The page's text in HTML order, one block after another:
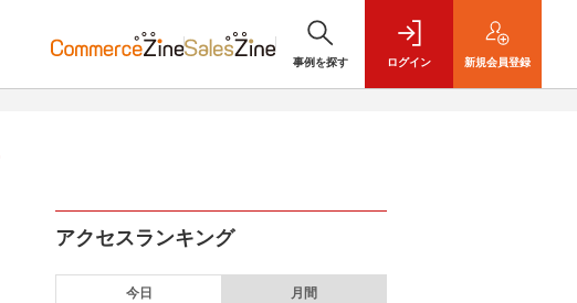
事例を探す ログイン 新規会員登録
アクセスランキング
今日 月間